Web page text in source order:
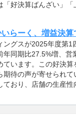
「好決算ばんざい」「
らーく、増益決算
ングスが2025年度第1
年同期比27.5%増、営
ています。この好決算
期待の声が寄せられ
ており、店舗の生産性